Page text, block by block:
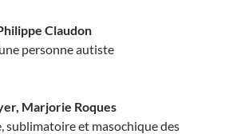
Claudon
personne autiste
Marjorie Roques
sublimatoire et masochique des